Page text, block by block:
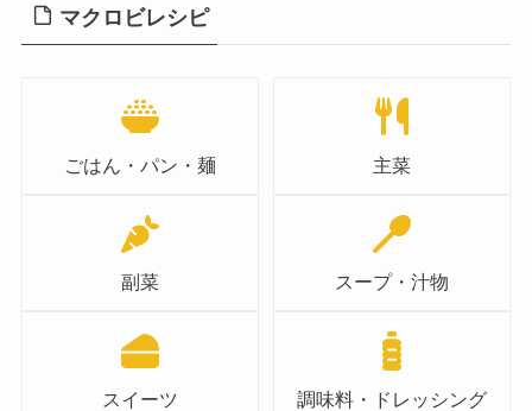
マクロビレシピ
ごはん・パン・麺 主菜
副菜 スープ・汁物
スイーツ 調味料・ドレッシング